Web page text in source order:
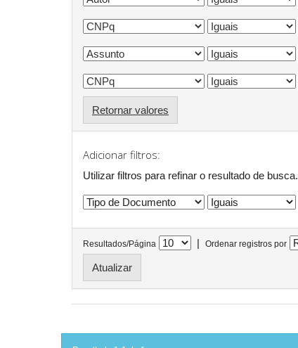
Retornar valores
Adicionar filtros:
Utilizar filtros para refinar o resultado de busca.
Resultados/Página | Ordenar registros por